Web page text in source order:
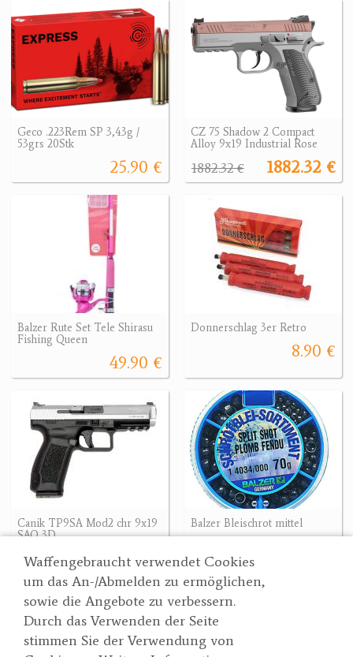
Waffengebraucht verwendet Cookies
um das An-/Abmelden zu ermöglichen,
sowie die Angebote zu verbessern.
Durch das Verwenden der Seite
stimmen Sie der Verwendung von
Geco .223Rem SP 3,43g /
53grs 20Stk
25.90 €
CZ 75 Shadow 2 Compact
Alloy 9x19 Industrial Rose
1882.32 €
1882.32 €
Balzer Rute Set Tele Shirasu
Fishing Queen
49.90 €
Donnerschlag 3er Retro
8.90 €
Canik TP9SA Mod2 chr 9x19
SAO 3D
510 €
Balzer Bleischrot mittel
Suche
Partner
Wertgarner 1820
Jagd & SporthandelsgmbH